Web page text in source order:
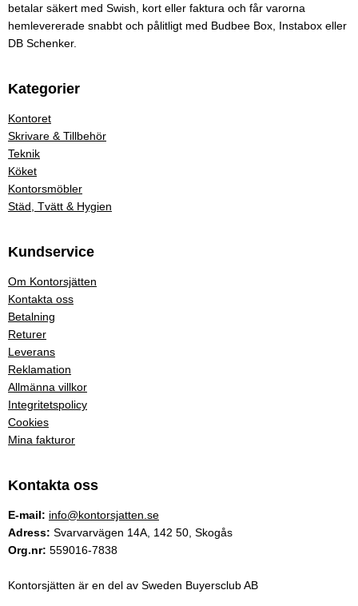
betalar säkert med Swish, kort eller faktura och får varorna
hemlevererade snabbt och pålitligt med Budbee Box, Instabox eller
DB Schenker.
Kategorier
Kontoret
Skrivare & Tillbehör
Teknik
Köket
Kontorsmöbler
Städ, Tvätt & Hygien
Kundservice
Om Kontorsjätten
Kontakta oss
Betalning
Returer
Leverans
Reklamation
Allmänna villkor
Integritetspolicy
Cookies
Mina fakturor
Kontakta oss
E-mail: info@kontorsjatten.se
Adress: Svarvarvägen 14A, 142 50, Skogås
Org.nr: 559016-7838
Kontorsjätten är en del av Sweden Buyersclub AB